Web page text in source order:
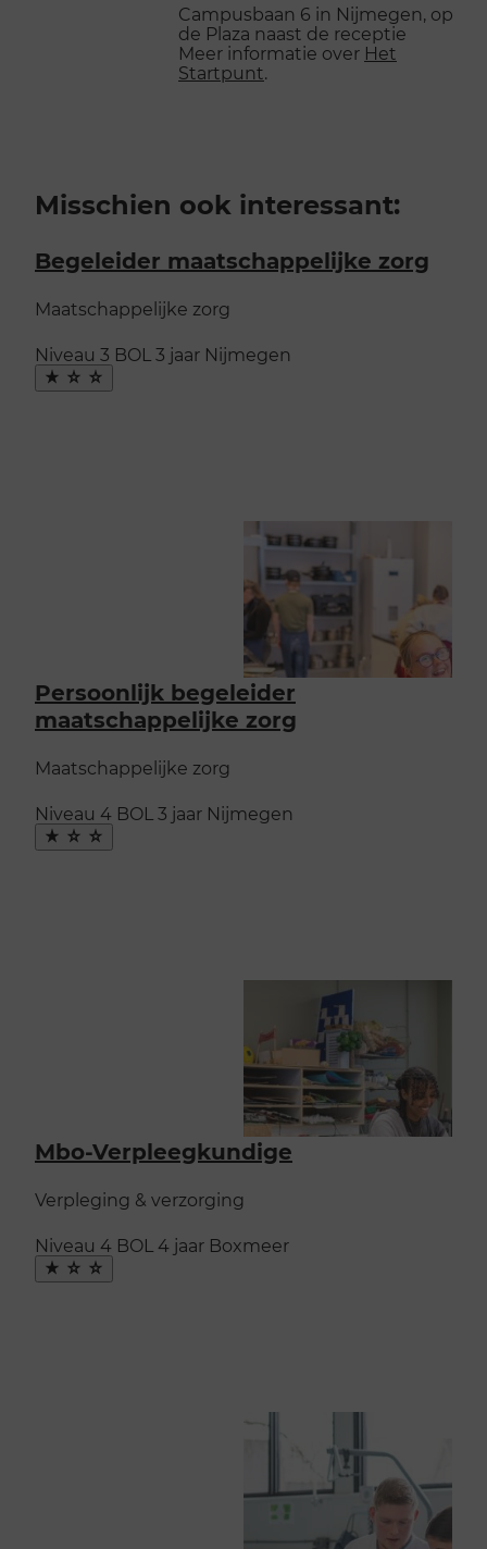
Campusbaan 6 in Nijmegen, op
de Plaza naast de receptie
Meer informatie over Het
Startpunt.
Misschien ook interessant:
Begeleider maatschappelijke zorg
Maatschappelijke zorg
Niveau 3 BOL 3 jaar Nijmegen
Maak
favoriet
Persoonlijk begeleider
maatschappelijke zorg
Maatschappelijke zorg
Niveau 4 BOL 3 jaar Nijmegen
Maak
favoriet
Mbo-Verpleegkundige
Verpleging & verzorging
Niveau 4 BOL 4 jaar Boxmeer
Maak
favoriet